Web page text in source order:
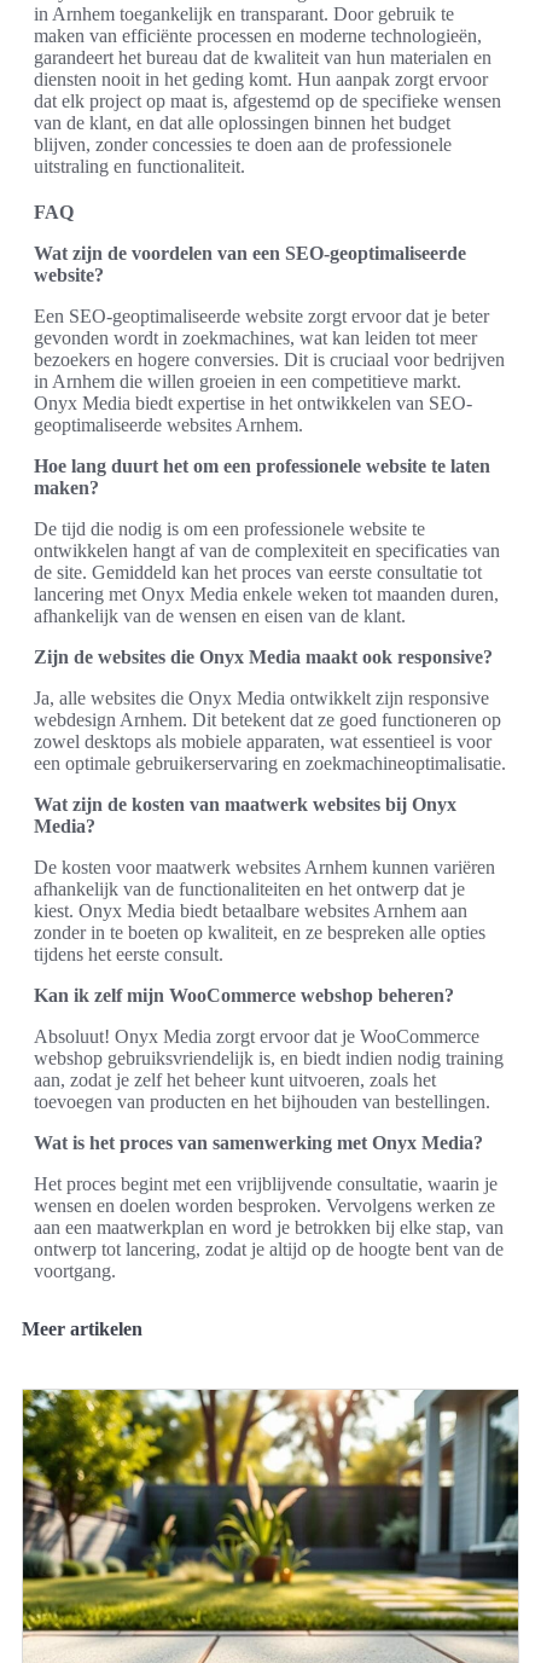
in Arnhem toegankelijk en transparant. Door gebruik te
maken van efficiënte processen en moderne technologieën,
garandeert het bureau dat de kwaliteit van hun materialen en
diensten nooit in het geding komt. Hun aanpak zorgt ervoor
dat elk project op maat is, afgestemd op de specifieke wensen
van de klant, en dat alle oplossingen binnen het budget
blijven, zonder concessies te doen aan de professionele
uitstraling en functionaliteit.
FAQ
Wat zijn de voordelen van een SEO-geoptimaliseerde
website?
Een SEO-geoptimaliseerde website zorgt ervoor dat je beter
gevonden wordt in zoekmachines, wat kan leiden tot meer
bezoekers en hogere conversies. Dit is cruciaal voor bedrijven
in Arnhem die willen groeien in een competitieve markt.
Onyx Media biedt expertise in het ontwikkelen van SEO-
geoptimaliseerde websites Arnhem.
Hoe lang duurt het om een professionele website te laten
maken?
De tijd die nodig is om een professionele website te
ontwikkelen hangt af van de complexiteit en specificaties van
de site. Gemiddeld kan het proces van eerste consultatie tot
lancering met Onyx Media enkele weken tot maanden duren,
afhankelijk van de wensen en eisen van de klant.
Zijn de websites die Onyx Media maakt ook responsive?
Ja, alle websites die Onyx Media ontwikkelt zijn responsive
webdesign Arnhem. Dit betekent dat ze goed functioneren op
zowel desktops als mobiele apparaten, wat essentieel is voor
een optimale gebruikerservaring en zoekmachineoptimalisatie.
Wat zijn de kosten van maatwerk websites bij Onyx
Media?
De kosten voor maatwerk websites Arnhem kunnen variëren
afhankelijk van de functionaliteiten en het ontwerp dat je
kiest. Onyx Media biedt betaalbare websites Arnhem aan
zonder in te boeten op kwaliteit, en ze bespreken alle opties
tijdens het eerste consult.
Kan ik zelf mijn WooCommerce webshop beheren?
Absoluut! Onyx Media zorgt ervoor dat je WooCommerce
webshop gebruiksvriendelijk is, en biedt indien nodig training
aan, zodat je zelf het beheer kunt uitvoeren, zoals het
toevoegen van producten en het bijhouden van bestellingen.
Wat is het proces van samenwerking met Onyx Media?
Het proces begint met een vrijblijvende consultatie, waarin je
wensen en doelen worden besproken. Vervolgens werken ze
aan een maatwerkplan en word je betrokken bij elke stap, van
ontwerp tot lancering, zodat je altijd op de hoogte bent van de
voortgang.
Meer artikelen